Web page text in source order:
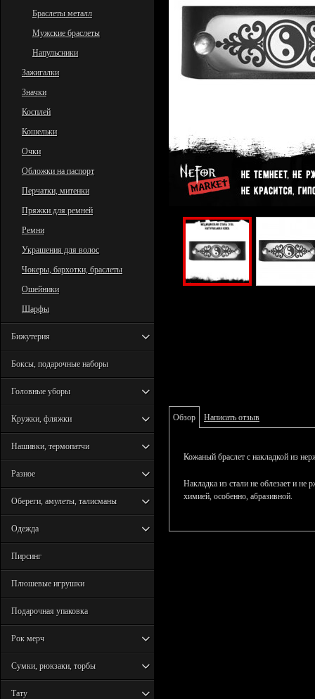
Браслеты металл
Мужские браслеты
Напульсники
Зажигалки
Значки
Косплей
Кошельки
Очки
Обложки на паспорт
Перчатки, митенки
Пряжки для ремней
Ремни
Украшения для волос
Чокеры, бархотки, браслеты
Ошейники
Шарфы
Бижутерия
Боксы, подарочные наборы
Головные уборы
Кружки, фляжки
Нашивки, термопатчи
Разное
Обереги, амулеты, талисманы
Одежда
Пирсинг
Плюшевые игрушки
Подарочная упаковка
Рок мерч
Сумки, рюкзаки, торбы
Тату
Обзор Написать отзыв
Кожаный браслет с накладкой из
Накладка из стали не облезает и
химией, особенно, абразивной.